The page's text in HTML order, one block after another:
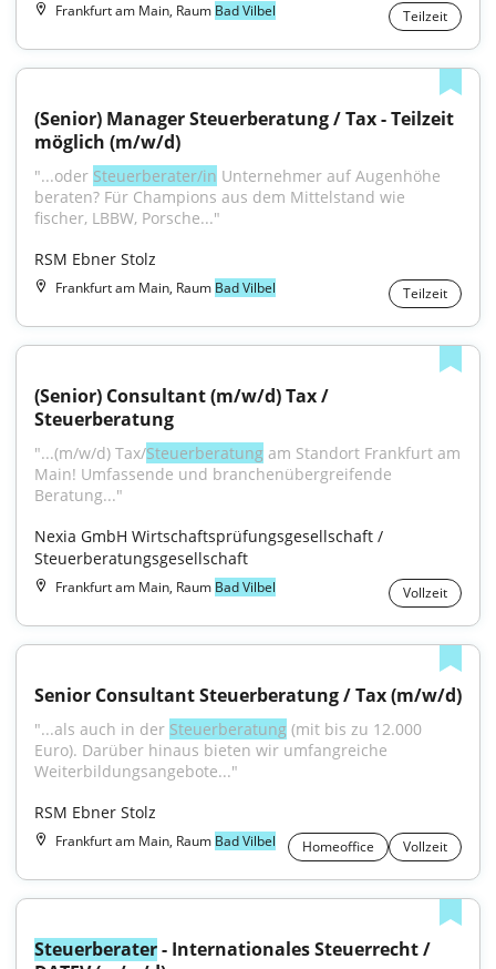
Frankfurt am Main, Raum Bad Vilbel Teilzeit
(Senior) Manager Steuerberatung / Tax - Teilzeit
möglich (m/w/d)
"...oder Steuerberater/in Unternehmer auf Augenhöhe
beraten? Für Champions aus dem Mittelstand wie
fischer, LBBW, Porsche..."
RSM Ebner Stolz
Frankfurt am Main, Raum Bad Vilbel Teilzeit
(Senior) Consultant (m/w/d) Tax /
Steuerberatung
"...(m/w/d) Tax/Steuerberatung am Standort Frankfurt am
Main! Umfassende und branchenübergreifende
Beratung..."
Nexia GmbH Wirtschaftsprüfungsgesellschaft /
Steuerberatungsgesellschaft
Frankfurt am Main, Raum Bad Vilbel Vollzeit
Senior Consultant Steuerberatung / Tax (m/w/d)
"...als auch in der Steuerberatung (mit bis zu 12.000
Euro). Darüber hinaus bieten wir umfangreiche
Weiterbildungsangebote..."
RSM Ebner Stolz
Frankfurt am Main, Raum Bad Vilbel Homeoffice Vollzeit
Steuerberater - Internationales Steuerrecht /